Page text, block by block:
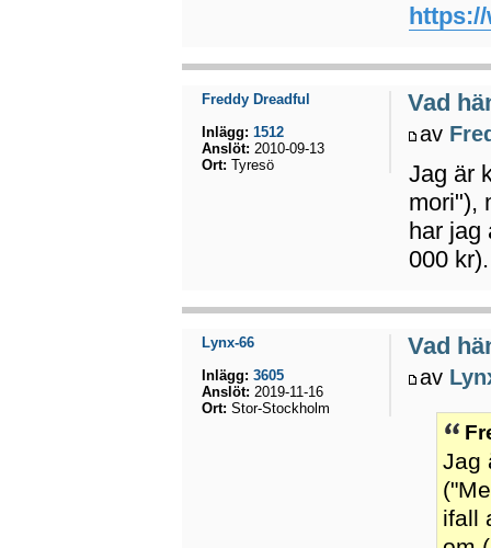
Vad
av
Jag är
mori"),
har jag
000 kr).
Freddy Dreadful
Inlägg: 1512
Anslöt: 2010-09-13
Ort: Tyresö
Vad
av
Jag
ifall
Lynx-66
Inlägg: 3605
Anslöt: 2019-11-16
Ort: Stor-Stockholm